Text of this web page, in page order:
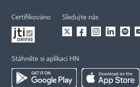
Certifikováno Sledujte nás
Stáhněte si aplikaci HN